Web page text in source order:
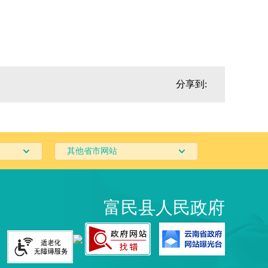
分享到:
其他省市网站
富民县人民政府